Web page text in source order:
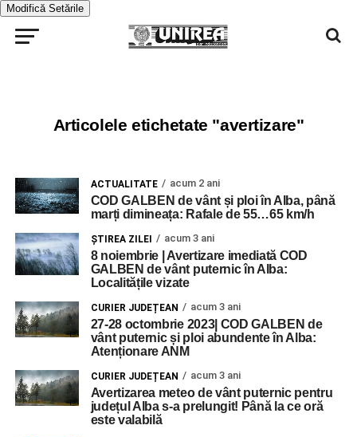
Modifică Setările
Articolele etichetate "avertizare"
ACTUALITATE acum 2 ani
COD GALBEN de vânt și ploi în Alba, până
marți dimineața: Rafale de 55…65 km/h
ŞTIREA ZILEI acum 3 ani
8 noiembrie | Avertizare imediată COD
GALBEN de vânt puternic în Alba:
Localitățile vizate
CURIER JUDEȚEAN acum 3 ani
27-28 octombrie 2023| COD GALBEN de
vânt puternic și ploi abundente în Alba:
Atenționare ANM
CURIER JUDEȚEAN acum 3 ani
Avertizarea meteo de vânt puternic pentru
județul Alba s-a prelungit! Până la ce oră
este valabilă